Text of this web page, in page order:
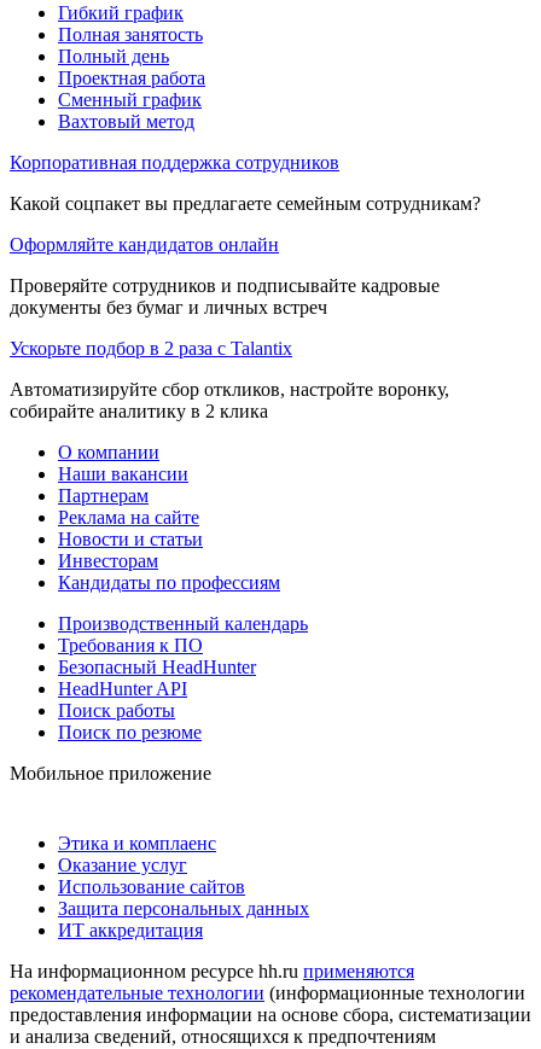
Гибкий график
Полная занятость
Полный день
Проектная работа
Сменный график
Вахтовый метод
Корпоративная поддержка сотрудников
Какой соцпакет вы предлагаете семейным сотрудникам?
Оформляйте кандидатов онлайн
Проверяйте сотрудников и подписывайте кадровые
документы без бумаг и личных встреч
Ускорьте подбор в 2 раза с Talantix
Автоматизируйте сбор откликов, настройте воронку,
собирайте аналитику в 2 клика
О компании
Наши вакансии
Партнерам
Реклама на сайте
Новости и статьи
Инвесторам
Кандидаты по профессиям
Производственный календарь
Требования к ПО
Безопасный HeadHunter
HeadHunter API
Поиск работы
Поиск по резюме
Мобильное приложение
Этика и комплаенс
Оказание услуг
Использование сайтов
Защита персональных данных
ИТ аккредитация
На информационном ресурсе hh.ru применяются
рекомендательные технологии (информационные технологии
предоставления информации на основе сбора, систематизации
и анализа сведений, относящихся к предпочтениям